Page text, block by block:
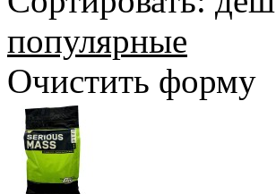
популярные
Очистить форму